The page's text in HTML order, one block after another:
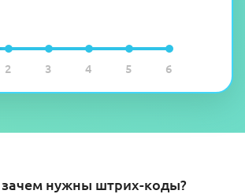
2 3 4 5 6
нужны штрих-коды?